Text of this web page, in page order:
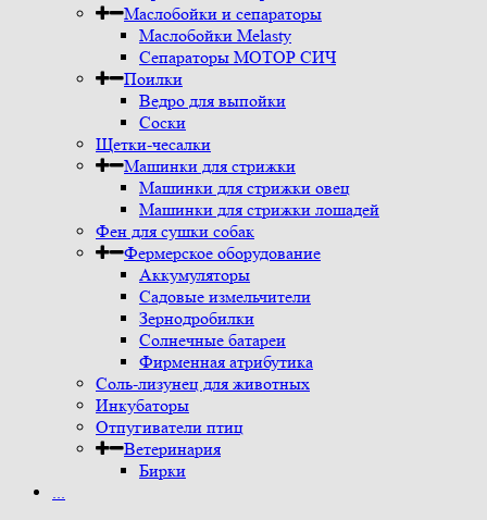
Маслобойки и сепараторы
Маслобойки Melasty
Сепараторы МОТОР СИЧ
Поилки
Ведро для выпойки
Соски
Щетки-чесалки
Машинки для стрижки
Машинки для стрижки овец
Машинки для стрижки лошадей
Фен для сушки собак
Фермерское оборудование
Аккумуляторы
Садовые измельчители
Зернодробилки
Солнечные батареи
Фирменная атрибутика
Соль-лизунец для животных
Инкубаторы
Отпугиватели птиц
Ветеринария
Бирки
...